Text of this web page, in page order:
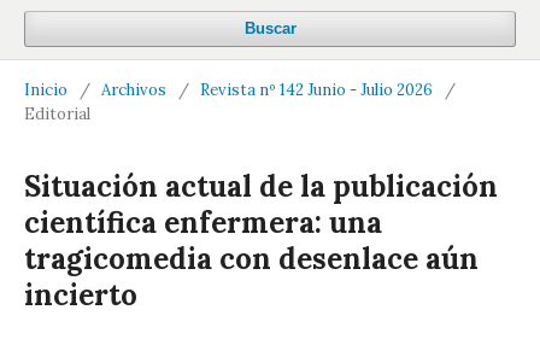
Buscar
Inicio / Archivos / Revista nº 142 Junio - Julio 2026
/
Editorial
Situación actual de la publicación
científica enfermera: una
tragicomedia con desenlace aún
incierto